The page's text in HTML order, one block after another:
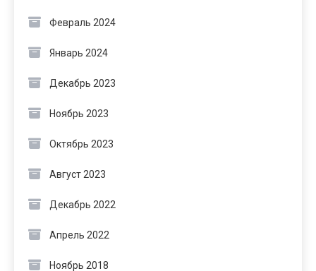
Февраль 2024
Январь 2024
Декабрь 2023
Ноябрь 2023
Октябрь 2023
Август 2023
Декабрь 2022
Апрель 2022
Ноябрь 2018